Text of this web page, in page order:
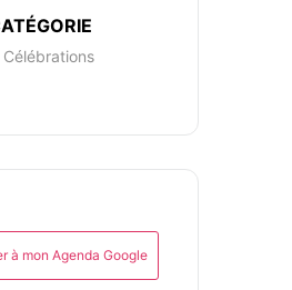
Célébrations
à mon Agenda Google